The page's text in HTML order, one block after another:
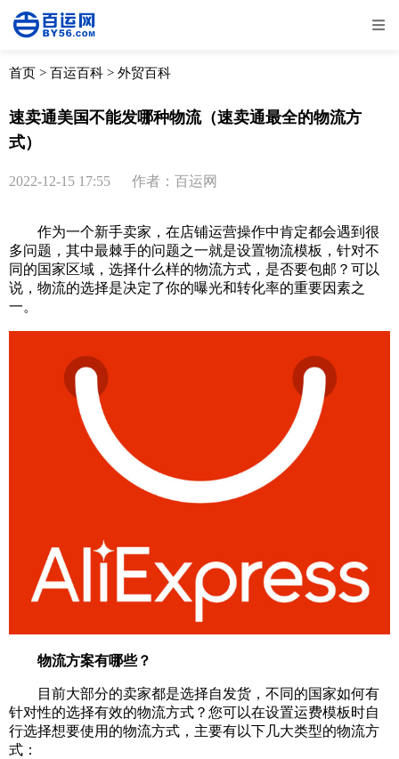
全部 物流资讯
首页 > 百运百科 > 外贸百科
速卖通美国不能发哪种物流（速卖通最全的物流方
式）
2022-12-15 17:55 作者：百运网
作为一个新手卖家，在店铺运营操作中肯定都会遇到很
多问题，其中最棘手的问题之一就是设置物流模板，针对不
同的国家区域，选择什么样的物流方式，是否要包邮？可以
说，物流的选择是决定了你的曝光和转化率的重要因素之
一。
物流方案有哪些？
目前大部分的卖家都是选择自发货，不同的国家如何有
针对性的选择有效的物流方式？您可以在设置运费模板时自
行选择想要使用的物流方式，主要有以下几大类型的物流方
式：